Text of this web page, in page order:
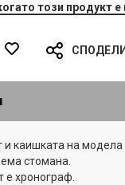
този продукт е
СПОДЕЛИ
и каишката на модела
стомана.
е хронограф.